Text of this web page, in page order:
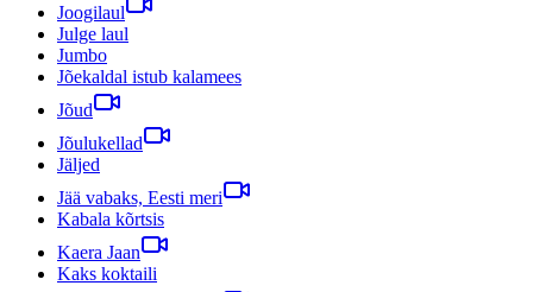
Joogilaul
Julge laul
Jumbo
Jõekaldal istub kalamees
Jõud
Jõulukellad
Jäljed
Jää vabaks, Eesti meri
Kabala kõrtsis
Kaera Jaan
Kaks koktaili